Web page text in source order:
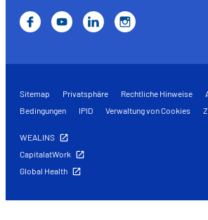
Sitemap Privatsphäre Rechtliche Hinweise
Bedingungen
IPID Verwaltung von Cookies
WEALINS
CapitalatWork
Global Health